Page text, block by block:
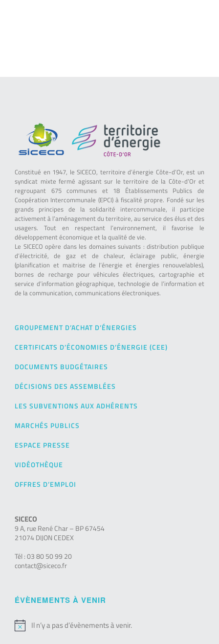
Constitué en 1947, le SICECO, territoire d’énergie Côte-d’Or, est un
syndicat mixte fermé agissant sur le territoire de la Côte-d’Or et
regroupant 675 communes et 18 Établissements Publics de
Coopération Intercommunale (EPCI) à fiscalité propre. Fondé sur les
grands principes de la solidarité intercommunale, il participe
activement à l’aménagement du territoire, au service des élus et des
usagers. Tout en respectant l’environnement, il favorise le
développement économique et la qualité de vie.
Le SICECO opère dans les domaines suivants : distribution publique
d’électricité, de gaz et de chaleur, éclairage public, énergie
(planification et maitrise de l’énergie et énergies renouvelables),
bornes de recharge pour véhicules électriques, cartographie et
service d’information géographique, technologie de l’information et
de la communication, communications électroniques.
GROUPEMENT D’ACHAT D’ÉNERGIES
CERTIFICATS D’ÉCONOMIES D’ÉNERGIE (CEE)
DOCUMENTS BUDGÉTAIRES
DÉCISIONS DES ASSEMBLÉES
LES SUBVENTIONS AUX ADHÉRENTS
MARCHÉS PUBLICS
ESPACE PRESSE
VIDÉOTHÈQUE
OFFRES D’EMPLOI
SICECO
9 A, rue René Char – BP 67454
21074 DIJON CEDEX
Tél : 03 80 50 99 20
contact@siceco.fr
ÉVÈNEMENTS À VENIR
Notice
Il n’y a pas d’évènements à venir.